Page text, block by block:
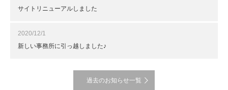
サイトリニューアルしました
2020/12/1
新しい事務所に引っ越しました♪
過去のお知らせ一覧